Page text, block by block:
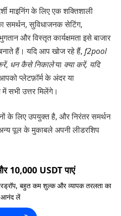
माइनिंग के लिए एक शक्तिशाली
समर्थन, सुविधाजनक सेटिंग,
और विस्तृत कार्यक्षमता इसे बाजार
हैं। यदि आप खोज रहे हैं, f2pool
, धन कैसे निकालेया क्या करें, यदि
प्लेटफ़ॉर्म के अंदर या
सभी उत्तर मिलेंगे।
के लिए उपयुक्त है, और निरंतर समर्थन
पूल के मुकाबले अपनी लीडरशिप
10,000 USDT पाएं
बहुत कम शुल्क और व्यापक तरलता का
आनंद लें